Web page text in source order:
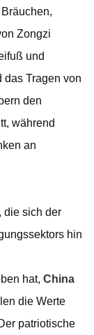
Zongzi
und
das Tragen von
den
während
an
die sich der
hin
hat, China
die Werte
patriotische